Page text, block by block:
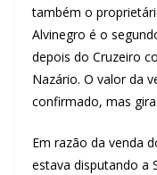
também o
Alvinegro é o
depois do Cruzeiro
Nazário. O valor da
confirmado, mas
Em razão da venda
estava disputando a